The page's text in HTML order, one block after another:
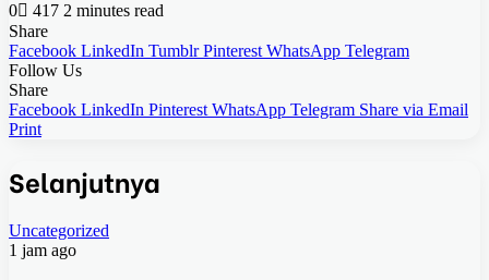
0
417 2 minutes read
Share
Facebook LinkedIn Tumblr Pinterest WhatsApp Telegram
Follow Us
Share
Facebook LinkedIn Pinterest WhatsApp Telegram Share via Email
Print
Selanjutnya
Uncategorized
1 jam ago